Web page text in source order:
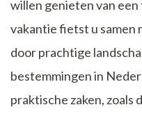
willen genieten van
vakantie fietst u samen
door prachtige
bestemmingen in
praktische zaken, zoals